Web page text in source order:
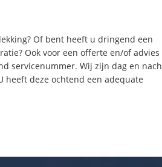
Of bent heeft u dringend een
Ook voor een offerte en/of advies
servicenummer. Wij zijn dag en
heeft deze ochtend een adequate